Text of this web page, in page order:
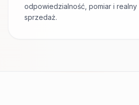
odpowiedzialność, pomiar i realny
sprzedaż.